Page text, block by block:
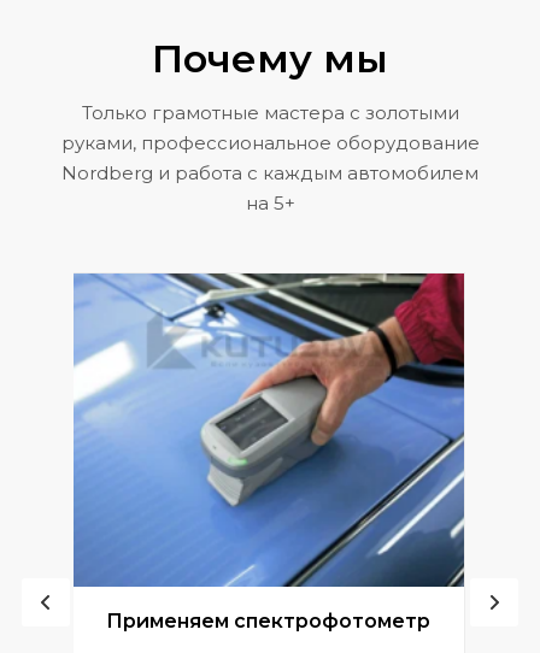
Почему мы
Только грамотные мастера с золотыми
руками, профессиональное оборудование
Nordberg и работа с каждым автомобилем
на 5+
Применяем спектрофотометр